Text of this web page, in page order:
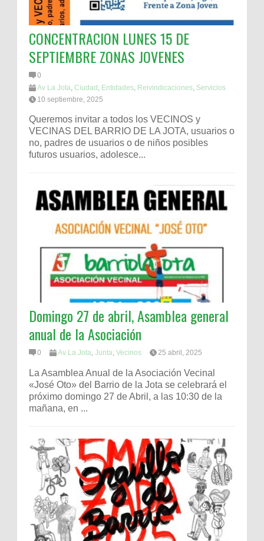
CONCENTRACION LUNES 15 DE
SEPTIEMBRE ZONAS JOVENES
0
Av La Jota Ciudad Entidades Reivindicaciones Servicios
10 septiembre, 2025
Queremos invitar a todos los VECINOS y
VECINAS DEL BARRIO DE LA JOTA, usuarios o
no, padres de usuarios o de niños posibles
futuros usuarios, adolesce...
Domingo 27 de abril, Asamblea general
anual de la Asociación
0 Av La Jota, Junta, Vecinos 25 abril, 2025
La Asamblea Anual de la Asociación Vecinal
«José Oto» del Barrio de la Jota se celebrará el
próximo domingo 27 de Abril, a las 10:30 de la
mañana, en ...